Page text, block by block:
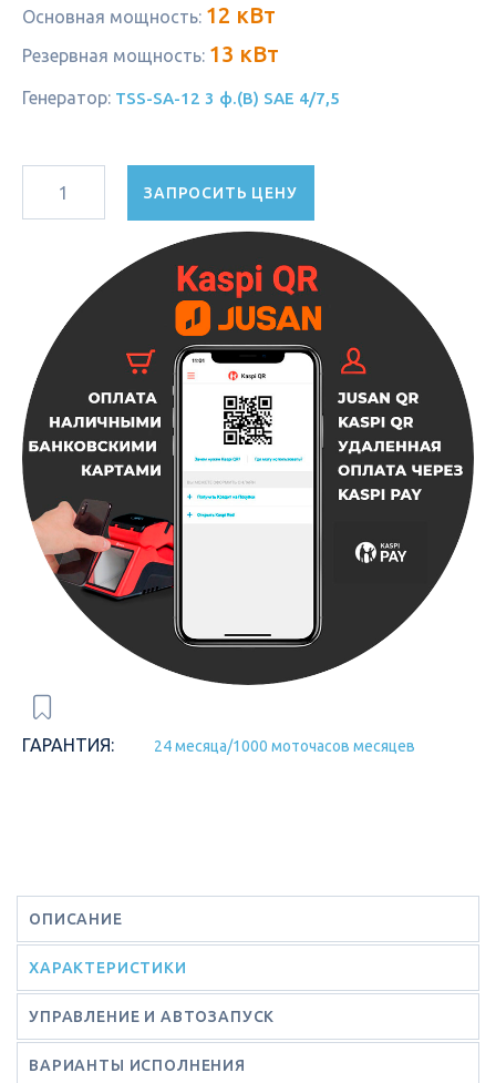
Основная мощность: 12 кВт
Резервная мощность: 13 кВт
Генератор: TSS-SA-12 3 ф.(B) SAE 4/7,5
ЗАПРОСИТЬ ЦЕНУ
ГАРАНТИЯ: 24 месяца/1000 моточасов месяцев
ОПИСАНИЕ
ХАРАКТЕРИСТИКИ
УПРАВЛЕНИЕ И АВТОЗАПУСК
ВАРИАНТЫ ИСПОЛНЕНИЯ